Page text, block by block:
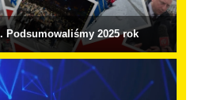
Podsumowaliśmy 2025 rok